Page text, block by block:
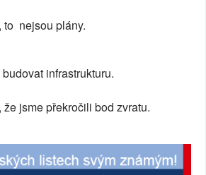
to nejsou plány.
infrastrukturu.
jsme překročili bod zvratu.